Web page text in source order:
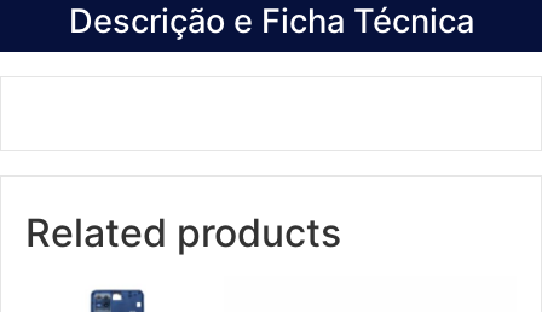
Descrição e Ficha Técnica
Related products